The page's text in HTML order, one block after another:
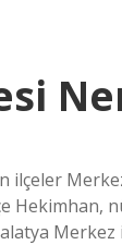
ilçeler
Hekimhan,
Merkez